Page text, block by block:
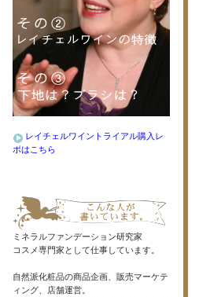
レイチェルワイントライアル購入レ
ポはこちら
ミネラルファンデーション研究家
コスメ専門家として仕事しています。
自然派化粧品の商品企画、販売マーケテ
ィング、店舗運営。